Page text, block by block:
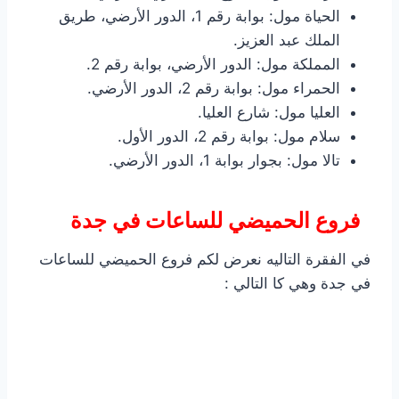
الحياة مول: بوابة رقم 1، الدور الأرضي، طريق
الملك عبد العزيز.
المملكة مول: الدور الأرضي، بوابة رقم 2.
الحمراء مول: بوابة رقم 2، الدور الأرضي.
العليا مول: شارع العليا.
سلام مول: بوابة رقم 2، الدور الأول.
تالا مول: بجوار بوابة 1، الدور الأرضي.
فروع الحميضي للساعات في جدة
في الفقرة التاليه نعرض لكم فروع الحميضي للساعات
في جدة وهي كا التالي :